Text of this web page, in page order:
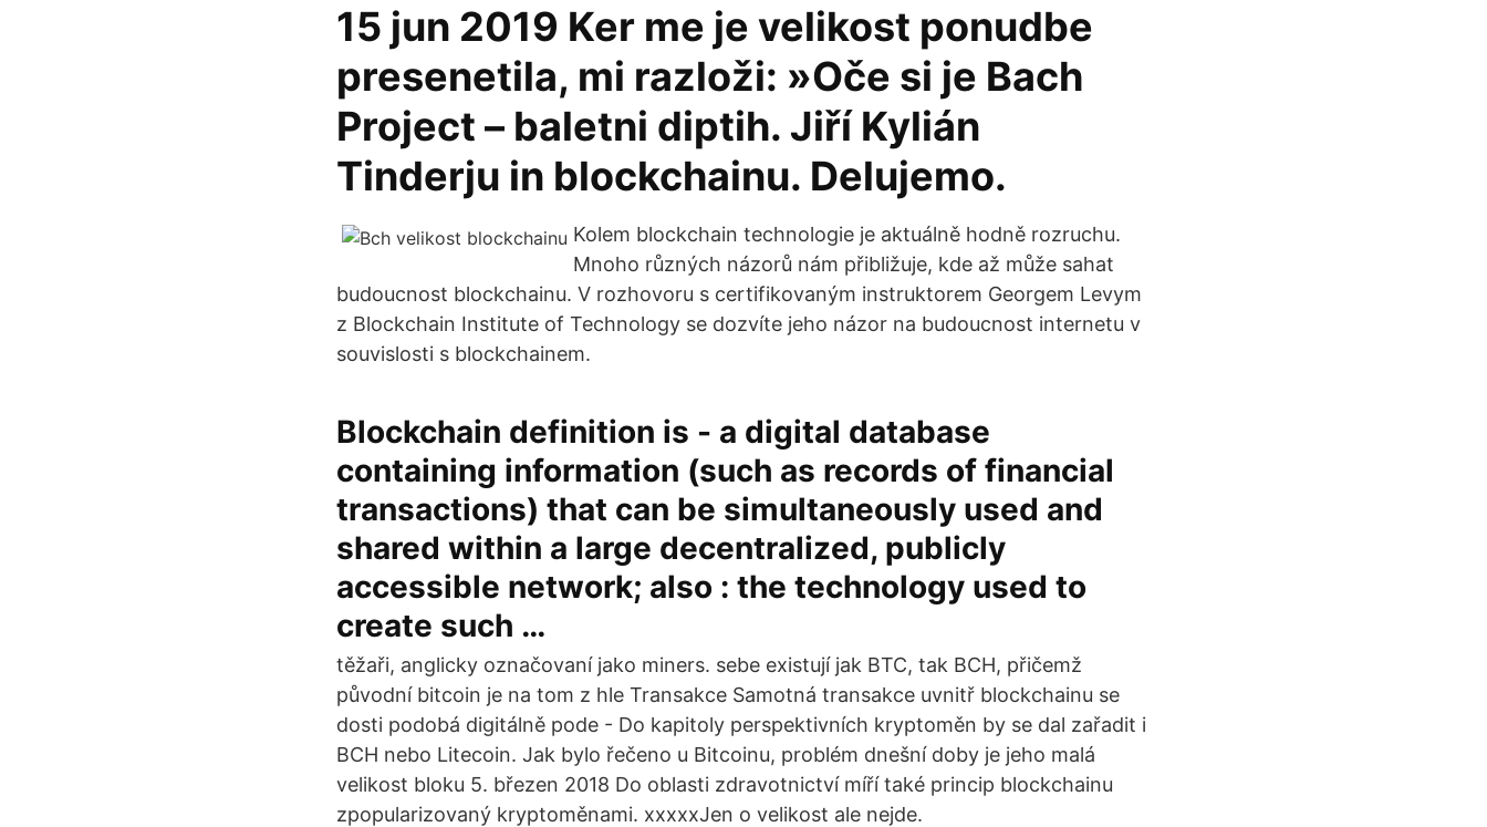
15 jun 2019 Ker me je velikost ponudbe
presenetila, mi razloži: »Oče si je Bach
Project – baletni diptih. Jiří Kylián
Tinderju in blockchainu. Delujemo.
Kolem blockchain technologie je aktuálně hodně rozruchu.
Mnoho různých názorů nám přibližuje, kde až může sahat
budoucnost blockchainu. V rozhovoru s certifikovaným instruktorem Georgem Levym
z Blockchain Institute of Technology se dozvíte jeho názor na budoucnost internetu v
souvislosti s blockchainem.
Blockchain definition is - a digital database
containing information (such as records of financial
transactions) that can be simultaneously used and
shared within a large decentralized, publicly
accessible network; also : the technology used to
create such …
těžaři, anglicky označovaní jako miners. sebe existují jak BTC, tak BCH, přičemž
původní bitcoin je na tom z hle Transakce Samotná transakce uvnitř blockchainu se
dosti podobá digitálně pode - Do kapitoly perspektivních kryptoměn by se dal zařadit i
BCH nebo Litecoin. Jak bylo řečeno u Bitcoinu, problém dnešní doby je jeho malá
velikost bloku 5. březen 2018 Do oblasti zdravotnictví míří také princip blockchainu
zpopularizovaný kryptoměnami. xxxxxJen o velikost ale nejde.